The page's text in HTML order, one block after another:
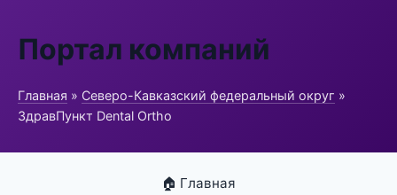
Портал компаний
Главная » Северо-Кавказский федеральный округ »
ЗдравПункт Dental Ortho
🏠 Главная